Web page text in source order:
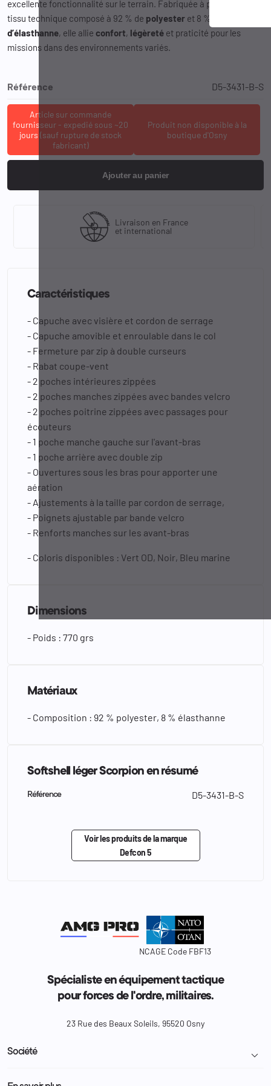
excellente fonctionnalité sur le terrain. Fabriquée à partir d’un
tissu technique composé à 92 % de polyester et 8 %
d’élasthanne, elle allie confort, légèreté et praticité pour les
missions dans des environnements variés.
Référence D5-3431-B-S
Article sur commande
fournisseur - expedié sous ~20
jours (sauf rupture de stock
fabricant)
Produit non disponible à la
boutique d'Osny
Ajouter au panier
Livraison en France
et international
Caractéristiques
- Capuche avec visière et cordon de serrage
- Capuche amovible et enroulable dans le col
- Fermeture par zip à double curseurs
- Rabat coupe-vent
- 2 poches intérieures zippées
- 2 poches manches zippées avec bandes velcro
- 2 poches poitrine zippées avec passages pour
écouteurs
- 1 poche manche gauche sur l'avant-bras
- 1 poche arrière avec double zip
- Ouvertures sous les bras pour apporter une
aération
- Ajustements à la taille par cordon de serrage,
- Poignets ajustable par bande velcro
- Renforts manches sur les avant-bras
- Coloris disponibles : Vert OD, Noir, Bleu marine
Dimensions
- Poids : 770 grs
Matériaux
- Composition : 92 % polyester, 8 % élasthanne
Softshell léger Scorpion en résumé
Référence D5-3431-B-S
Voir les produits de la marque
Defcon 5
NCAGE Code FBF13
Spécialiste en équipement tactique
pour forces de l'ordre, militaires.
23 Rue des Beaux Soleils, 95520 Osny
Société 
Livraison et retour colis